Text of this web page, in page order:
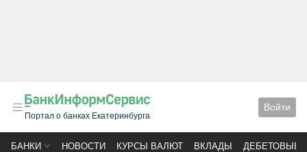
Портал о банках Екатеринбурга
Войти
БАНКИ НОВОСТИ КУРСЫ ВАЛЮТ ВКЛАДЫ ДЕБЕТОВЫЕ